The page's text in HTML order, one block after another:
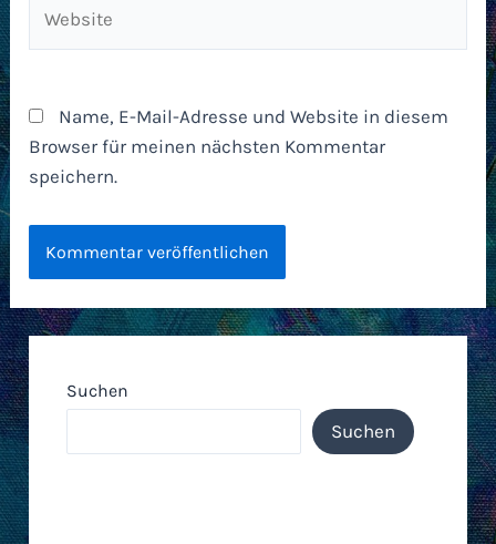
Name, E-Mail-Adresse und Website in diesem
Browser für meinen nächsten Kommentar
speichern.
Suchen
Suchen